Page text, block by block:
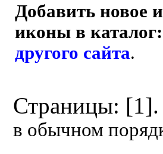
Добавить новое
иконы в
другого сайта.
Страницы:
в обычном